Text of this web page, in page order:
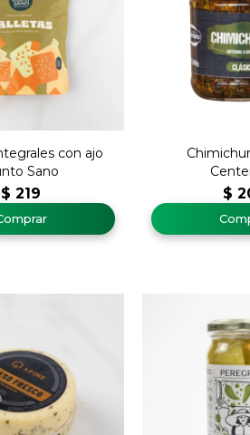
con ajo
Sano
$ 219 $